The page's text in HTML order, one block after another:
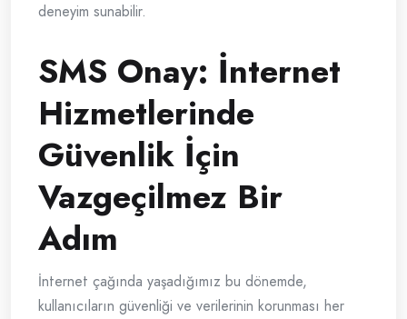
deneyim sunabilir.
SMS Onay: İnternet
Hizmetlerinde
Güvenlik İçin
Vazgeçilmez Bir
Adım
İnternet çağında yaşadığımız bu dönemde,
kullanıcıların güvenliği ve verilerinin korunması her